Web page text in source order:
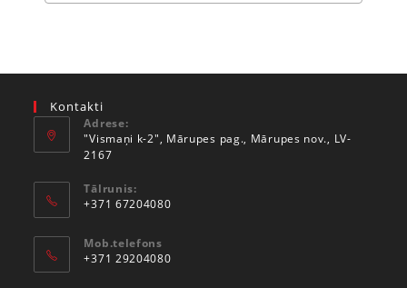
Kontakti
Adrese:
"Vismaņi k-2", Mārupes pag., Mārupes nov., LV-
2167
Tālrunis:
+371 67204080
Mob.telefons
+371 29204080